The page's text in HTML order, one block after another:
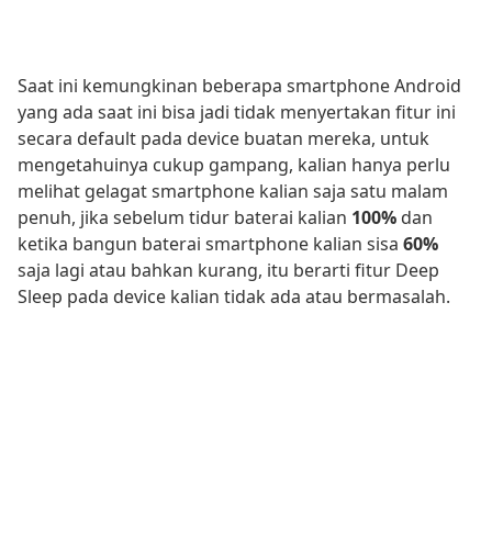
Saat ini kemungkinan beberapa smartphone Android
yang ada saat ini bisa jadi tidak menyertakan fitur ini
secara default pada device buatan mereka, untuk
mengetahuinya cukup gampang, kalian hanya perlu
melihat gelagat smartphone kalian saja satu malam
penuh, jika sebelum tidur baterai kalian 100% dan
ketika bangun baterai smartphone kalian sisa 60%
saja lagi atau bahkan kurang, itu berarti fitur Deep
Sleep pada device kalian tidak ada atau bermasalah.